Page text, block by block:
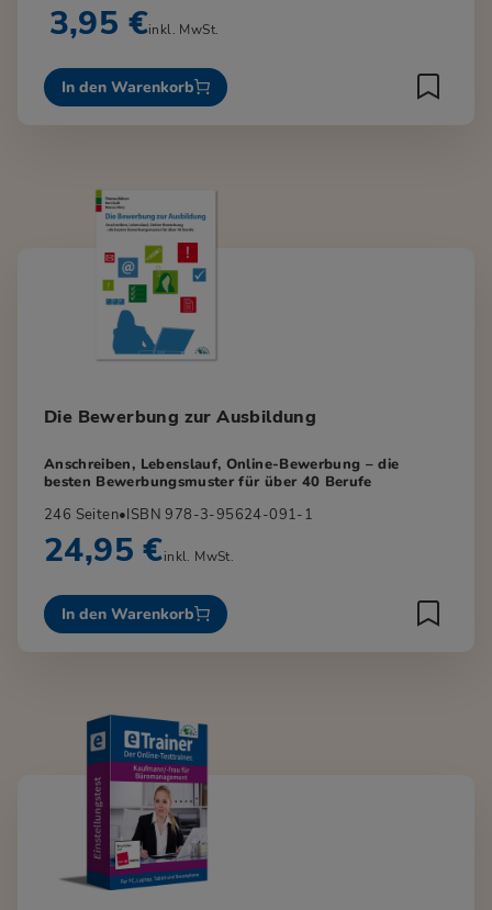
3,95 €inkl. MwSt.
In den Warenkorb
Die Bewerbung zur Ausbildung
Anschreiben, Lebenslauf, Online-Bewerbung – die
besten Bewerbungsmuster für über 40 Berufe
246 Seiten•ISBN 978-3-95624-091-1
24,95 €inkl. MwSt.
In den Warenkorb